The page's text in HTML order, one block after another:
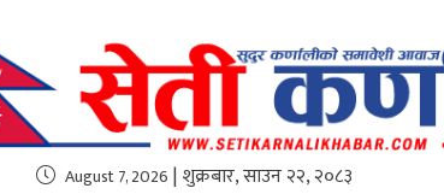
August 7, 2026 | शुक्रबार, साउन २२, २०८३